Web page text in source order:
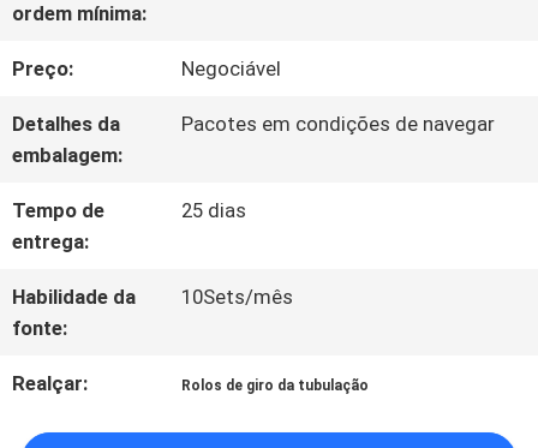
UMAS
CITAÇÕES
MAPA
DO
POLÍTICA
ordem mínima:
Preço: Negociável
Detalhes da
embalagem:
Pacotes em condições de navegar
Tempo de
entrega:
25 dias
Habilidade da
fonte:
10Sets/mês
Realçar: Rolos de giro da tubulação